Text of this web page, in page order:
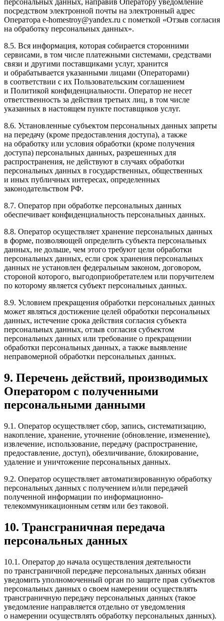
персональных данных, направив Оператору уведомление
посредством электронной почты на электронный адрес
Оператора e-homestroy@yandex.ru с пометкой «Отзыв согласия
на обработку персональных данных».
8.5. Вся информация, которая собирается сторонними
сервисами, в том числе платежными системами, средствами
связи и другими поставщиками услуг, хранится
и обрабатывается указанными лицами (Операторами)
в соответствии с их Пользовательским соглашением
и Политикой конфиденциальности. Оператор не несет
ответственность за действия третьих лиц, в том числе
указанных в настоящем пункте поставщиков услуг.
8.6. Установленные субъектом персональных данных запреты
на передачу (кроме предоставления доступа), а также
на обработку или условия обработки (кроме получения
доступа) персональных данных, разрешенных для
распространения, не действуют в случаях обработки
персональных данных в государственных, общественных
и иных публичных интересах, определенных
законодательством РФ.
8.7. Оператор при обработке персональных данных
обеспечивает конфиденциальность персональных данных.
8.8. Оператор осуществляет хранение персональных данных
в форме, позволяющей определить субъекта персональных
данных, не дольше, чем этого требуют цели обработки
персональных данных, если срок хранения персональных
данных не установлен федеральным законом, договором,
стороной которого, выгодоприобретателем или поручителем
по которому является субъект персональных данных.
8.9. Условием прекращения обработки персональных данных
может являться достижение целей обработки персональных
данных, истечение срока действия согласия субъекта
персональных данных, отзыв согласия субъектом
персональных данных или требование о прекращении
обработки персональных данных, а также выявление
неправомерной обработки персональных данных.
9. Перечень действий, производимых
Оператором с полученными
персональными данными
9.1. Оператор осуществляет сбор, запись, систематизацию,
накопление, хранение, уточнение (обновление, изменение),
извлечение, использование, передачу (распространение,
предоставление, доступ), обезличивание, блокирование,
удаление и уничтожение персональных данных.
9.2. Оператор осуществляет автоматизированную обработку
персональных данных с получением и/или передачей
полученной информации по информационно-
телекоммуникационным сетям или без таковой.
10. Трансграничная передача
персональных данных
10.1. Оператор до начала осуществления деятельности
по трансграничной передаче персональных данных обязан
уведомить уполномоченный орган по защите прав субъектов
персональных данных о своем намерении осуществлять
трансграничную передачу персональных данных (такое
уведомление направляется отдельно от уведомления
о намерении осуществлять обработку персональных данных).